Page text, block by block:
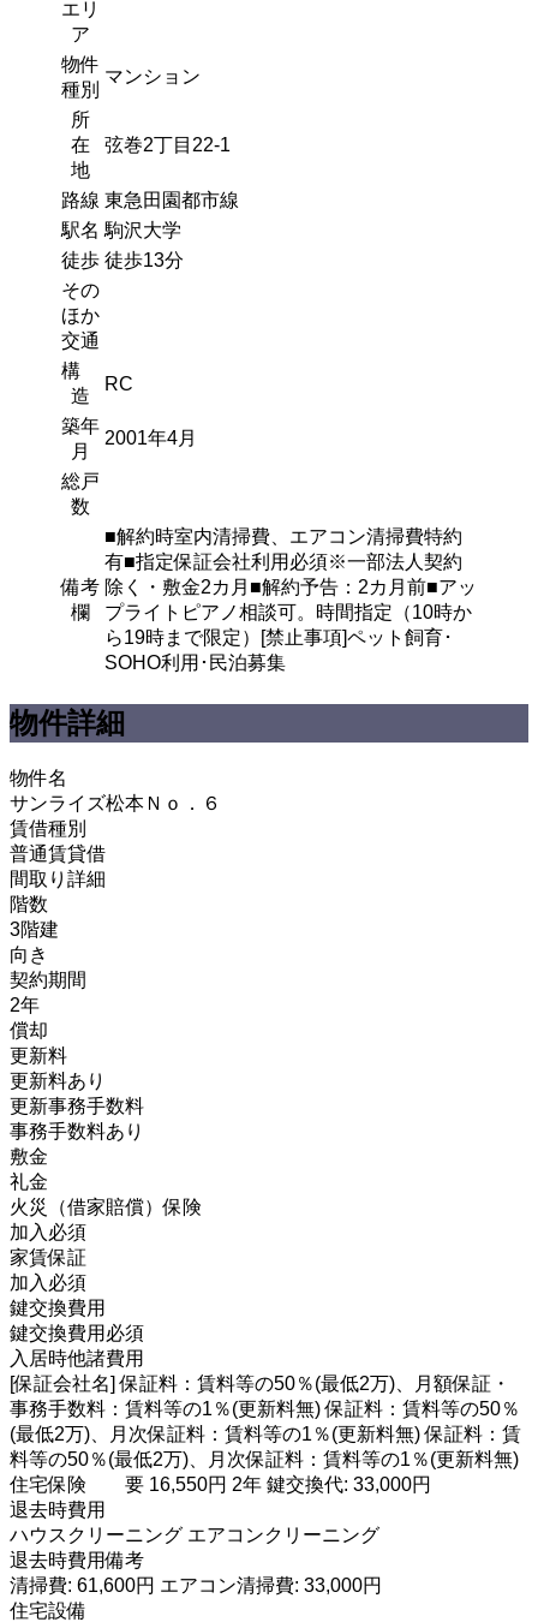
エリ
ア
物件
種別
マンション
所
在
地
弦巻2丁目22-1
路線 東急田園都市線
駅名 駒沢大学
徒歩 徒歩13分
その
ほか
交通
構
造
RC
築年
月
2001年4月
総戸
数
備考
欄
■解約時室内清掃費、エアコン清掃費特約
有■指定保証会社利用必須※一部法人契約
除く・敷金2カ月■解約予告：2カ月前■アッ
プライトピアノ相談可。時間指定（10時か
ら19時まで限定）[禁止事項]ペット飼育･
SOHO利用･民泊募集
物件詳細
物件名
サンライズ松本Ｎｏ．６
賃借種別
普通賃貸借
間取り詳細
階数
3階建
向き
契約期間
2年
償却
更新料
更新料あり
更新事務手数料
事務手数料あり
敷金
礼金
火災（借家賠償）保険
加入必須
家賃保証
加入必須
鍵交換費用
鍵交換費用必須
入居時他諸費用
[保証会社名] 保証料：賃料等の50％(最低2万)、月額保証・
事務手数料：賃料等の1％(更新料無) 保証料：賃料等の50％
(最低2万)、月次保証料：賃料等の1％(更新料無) 保証料：賃
料等の50％(最低2万)、月次保証料：賃料等の1％(更新料無)
住宅保険 要 16,550円 2年 鍵交換代: 33,000円
退去時費用
ハウスクリーニング エアコンクリーニング
退去時費用備考
清掃費: 61,600円 エアコン清掃費: 33,000円
住宅設備